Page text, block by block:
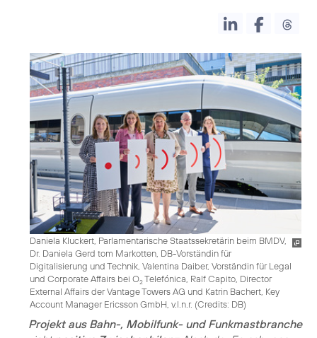
Daniela Kluckert, Parlamentarische Staatssekretärin beim BMDV,
Dr. Daniela Gerd tom Markotten, DB-Vorständin für
Digitalisierung und Technik, Valentina Daiber, Vorständin für Legal
und Corporate Affairs bei O2Telefónica, Ralf Capito, Director
External Affairs der Vantage Towers AG und Katrin Bachert, Key
Account Manager Ericsson GmbH, v.l.n.r. (Credits: DB)
Projekt aus Bahn-, Mobilfunk- und Funkmastbranche